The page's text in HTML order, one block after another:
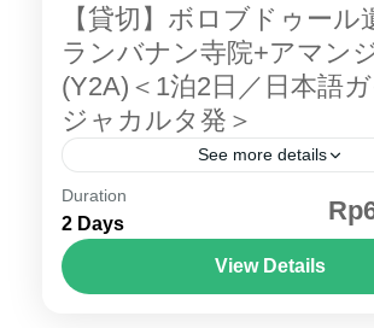
アー の見所 プランバナン寺院 （
Temple）世界遺産 プランバナン
ドネシアのジャワ島中部に位置す
ゥー教の寺院群です。ユネスコの
も登録されており、その壮大な建
バナン寺院...
【貸切】ボロブドゥール
ランバナン寺院+アマン
(Y2A)＜1泊2日／日本語
ジャカルタ発＞
See more details
ジャカルタ発 ジョグジャカルタ
カルタ には世界遺産に登録されて
ドゥール遺跡 やプランバナン寺院
ンドネシアで人気の旅行先の一つ
Duration
2 Days
View Details